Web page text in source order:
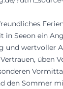
in Seeon ein
und wertvoller
üben
den Sommer